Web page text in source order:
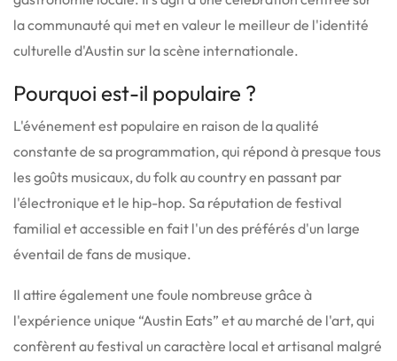
la communauté qui met en valeur le meilleur de l'identité
culturelle d'Austin sur la scène internationale.
Pourquoi est-il populaire ?
L'événement est populaire en raison de la qualité
constante de sa programmation, qui répond à presque tous
les goûts musicaux, du folk au country en passant par
l'électronique et le hip-hop. Sa réputation de festival
familial et accessible en fait l'un des préférés d'un large
éventail de fans de musique.
Il attire également une foule nombreuse grâce à
l'expérience unique “Austin Eats” et au marché de l'art, qui
confèrent au festival un caractère local et artisanal malgré